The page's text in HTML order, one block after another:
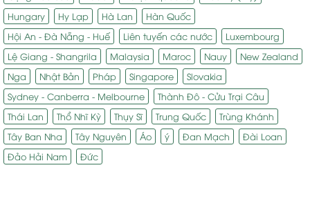
Hungary
Hy Lạp Hà Lan
Hàn Quốc
Hội An - Đà Nẵng - Huế
Liên tuyến các nước
Luxembourg
Lệ Giang - Shangrila
Malaysia Maroc Nauy
New Zealand
Nga
Nhật Bản Pháp Singapore
Slovakia
Sydney - Canberra - Melbourne
Thành Đô - Cửu Trại Câu
Thái Lan
Thổ Nhĩ Kỳ Thụy Sĩ Trung Quốc
Trùng Khánh
Tây Ban Nha
Tây Nguyên Áo ý Đan Mạch
Đài Loan
Đảo Hải Nam
Đức